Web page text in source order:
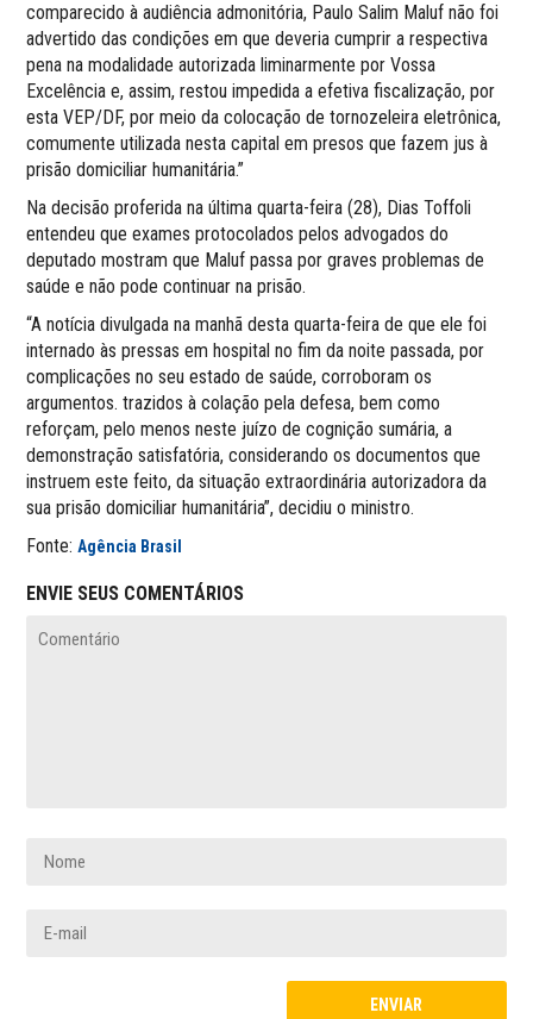
comparecido à audiência admonitória, Paulo Salim Maluf não foi
advertido das condições em que deveria cumprir a respectiva
pena na modalidade autorizada liminarmente por Vossa
Excelência e, assim, restou impedida a efetiva fiscalização, por
esta VEP/DF, por meio da colocação de tornozeleira eletrônica,
comumente utilizada nesta capital em presos que fazem jus à
prisão domiciliar humanitária.”
Na decisão proferida na última quarta-feira (28), Dias Toffoli
entendeu que exames protocolados pelos advogados do
deputado mostram que Maluf passa por graves problemas de
saúde e não pode continuar na prisão.
“A notícia divulgada na manhã desta quarta-feira de que ele foi
internado às pressas em hospital no fim da noite passada, por
complicações no seu estado de saúde, corroboram os
argumentos. trazidos à colação pela defesa, bem como
reforçam, pelo menos neste juízo de cognição sumária, a
demonstração satisfatória, considerando os documentos que
instruem este feito, da situação extraordinária autorizadora da
sua prisão domiciliar humanitária”, decidiu o ministro.
Fonte:Agência Brasil
ENVIE SEUS COMENTÁRIOS